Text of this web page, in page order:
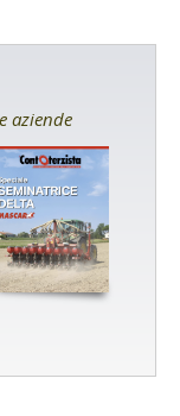
aziende